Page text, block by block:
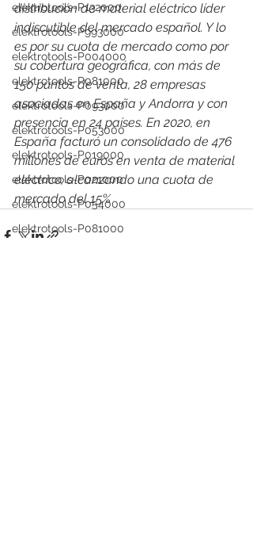
elektrotools-P132000
elektrotools-P993000
elektrotools-P004000
elektrotools-P081000
elektrotools-P093000
elektrotools-P053000
elektrotools-P019000
elektrotools-P021000
elektrotools-P054000
elektrotools-P081000
distribución de material eléctrico líder
indiscutible del mercado español. Y lo
es por su cuota de mercado como por
su cobertura geográfica, con más de
150 puntos de venta, 28 empresas
asociadas en España y Andorra y con
presencia en 24 países. En 2020, en
España facturó un consolidado de 476
millones de euros en venta de material
eléctrico, alcanzando una cuota de
mercado del 15%